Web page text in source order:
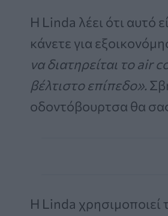
Η Linda λέει ότι αυτό
κάνετε για
να διατηρείται το air
βέλτιστο επίπεδο».
οδοντόβουρτσα θα
Η Linda χρησιμοποιεί